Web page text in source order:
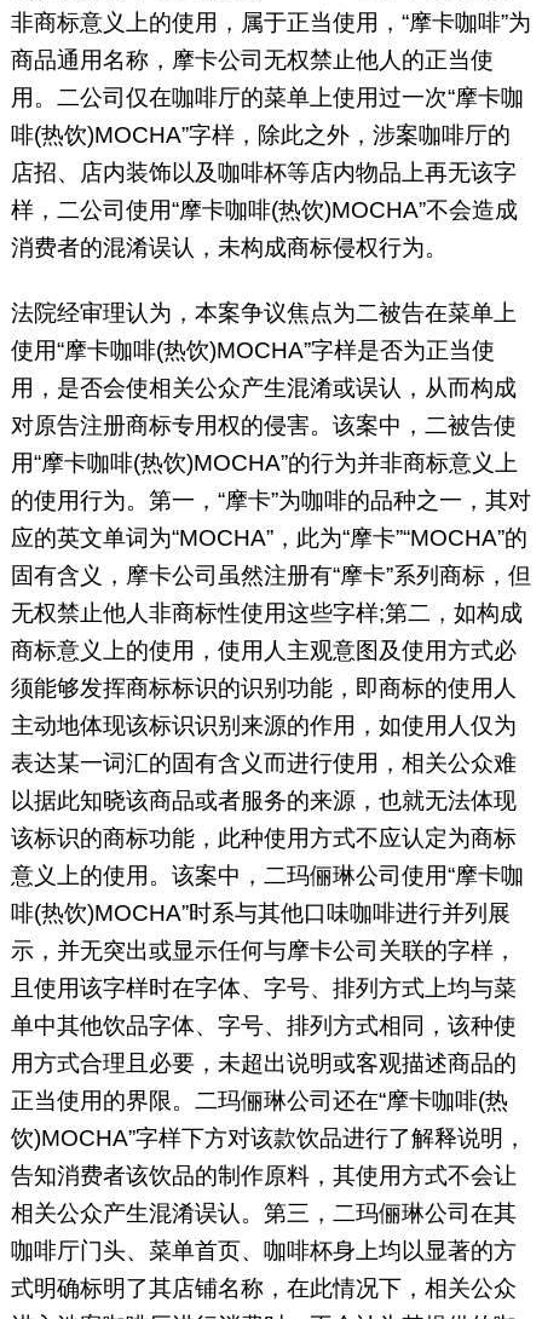
非商标意义上的使用，属于正当使用，“摩卡咖啡”为
商品通用名称，摩卡公司无权禁止他人的正当使
用。二公司仅在咖啡厅的菜单上使用过一次“摩卡咖
啡(热饮)MOCHA”字样，除此之外，涉案咖啡厅的
店招、店内装饰以及咖啡杯等店内物品上再无该字
样，二公司使用“摩卡咖啡(热饮)MOCHA”不会造成
消费者的混淆误认，未构成商标侵权行为。
法院经审理认为，本案争议焦点为二被告在菜单上
使用“摩卡咖啡(热饮)MOCHA”字样是否为正当使
用，是否会使相关公众产生混淆或误认，从而构成
对原告注册商标专用权的侵害。该案中，二被告使
用“摩卡咖啡(热饮)MOCHA”的行为并非商标意义上
的使用行为。第一，“摩卡”为咖啡的品种之一，其对
应的英文单词为“MOCHA”，此为“摩卡”“MOCHA”的
固有含义，摩卡公司虽然注册有“摩卡”系列商标，但
无权禁止他人非商标性使用这些字样;第二，如构成
商标意义上的使用，使用人主观意图及使用方式必
须能够发挥商标标识的识别功能，即商标的使用人
主动地体现该标识识别来源的作用，如使用人仅为
表达某一词汇的固有含义而进行使用，相关公众难
以据此知晓该商品或者服务的来源，也就无法体现
该标识的商标功能，此种使用方式不应认定为商标
意义上的使用。该案中，二玛俪琳公司使用“摩卡咖
啡(热饮)MOCHA”时系与其他口味咖啡进行并列展
示，并无突出或显示任何与摩卡公司关联的字样，
且使用该字样时在字体、字号、排列方式上均与菜
单中其他饮品字体、字号、排列方式相同，该种使
用方式合理且必要，未超出说明或客观描述商品的
正当使用的界限。二玛俪琳公司还在“摩卡咖啡(热
饮)MOCHA”字样下方对该款饮品进行了解释说明，
告知消费者该饮品的制作原料，其使用方式不会让
相关公众产生混淆误认。第三，二玛俪琳公司在其
咖啡厅门头、菜单首页、咖啡杯身上均以显著的方
式明确标明了其店铺名称，在此情况下，相关公众